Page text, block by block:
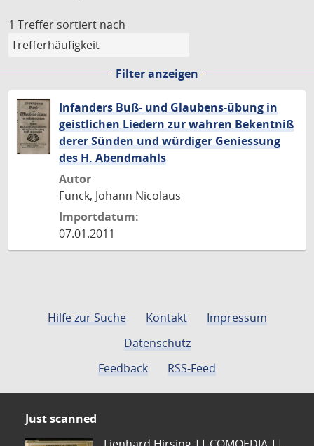
1 Treffer sortiert nach
Filter anzeigen
Infanders Buß- und Glaubens-übung in
geistlichen Liedern zur wahren Bekentniß
derer Sünden und würdiger Geniessung
des H. Abendmahls
Autor
Funck, Johann Nicolaus
Importdatum:
07.01.2011
Hilfe zur Suche Kontakt
Impressum
Datenschutz
Feedback
RSS-Feed
Just scanned